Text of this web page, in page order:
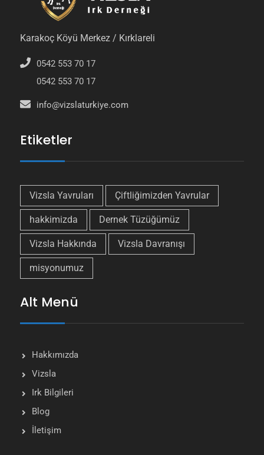
Karakoç Köyü Merkez / Kırklareli
0542 553 70 17
0542 553 70 17
info@vizslaturkiye.com
Etiketler
Vizsla Yavruları Çiftliğimizden Yavrular
hakkimizda Dernek Tüzüğümüz
Vizsla Hakkında Vizsla Davranışı
misyonumuz
Alt Menü
Hakkımızda
Vizsla
Irk Bilgileri
Blog
İletişim